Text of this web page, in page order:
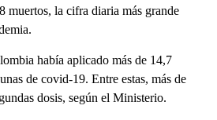
muertos, la cifra diaria más grande
había aplicado más de 14,7
de covid-19. Entre estas, más de
dosis, según el Ministerio.